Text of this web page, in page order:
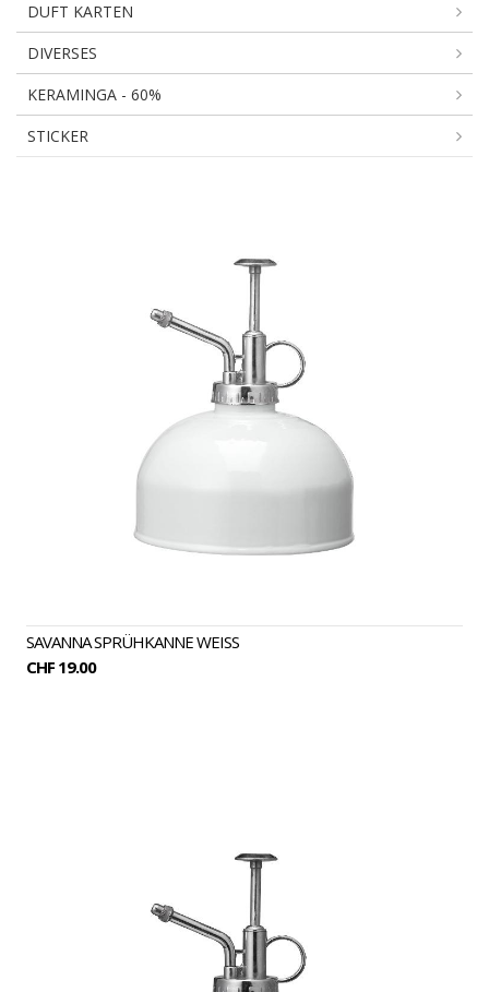
DUFT KARTEN
DIVERSES
KERAMINGA - 60%
STICKER
GARTEN-
ACCESSOIRES
SAVANNA SPRÜHKANNE WEISS
CHF 19.00